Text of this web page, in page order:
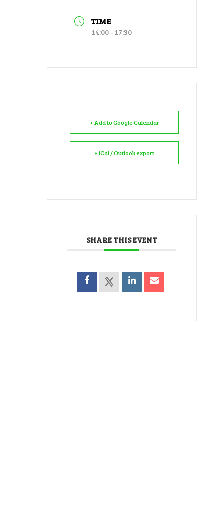
TIME
14:00 - 17:30
+ Add to Google Calendar
+ iCal / Outlook export
SHARE THIS EVENT